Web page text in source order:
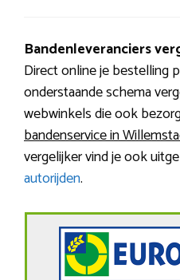
Bandenleveranciers
Direct online je bestelling
onderstaande schema
webwinkels die ook
bandenservice in
vergelijker vind je ook
autorijden.